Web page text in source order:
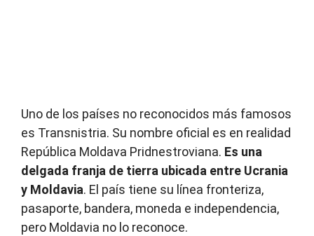
Uno de los países no reconocidos más famosos
es Transnistria. Su nombre oficial es en realidad
República Moldava Pridnestroviana. Es una
delgada franja de tierra ubicada entre Ucrania
y Moldavia. El país tiene su línea fronteriza,
pasaporte, bandera, moneda e independencia,
pero Moldavia no lo reconoce.